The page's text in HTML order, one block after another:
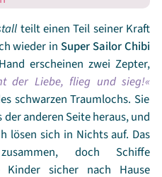
teilt einen Teil seiner Kraft
wieder inSuperSailor Chibi
erscheinen zwei Zepter,
der Liebe, flieg und sieg!
schwarzen Traumlochs. Sie
anderen Seite heraus, und
lösen sich in Nichts auf. Das
doch Schiffe
sicher nach Hause